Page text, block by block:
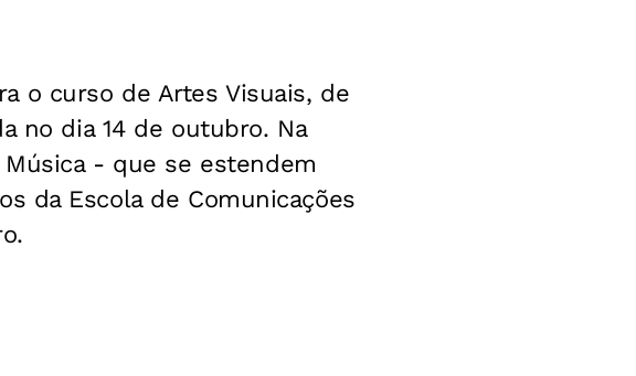
o curso de Artes Visuais, de
no dia 14 de outubro. Na
- que se estendem
da Escola de Comunicações